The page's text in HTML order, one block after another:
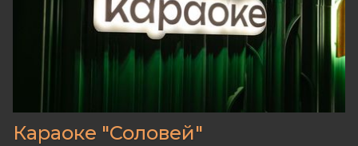
Караоке "Соловей"